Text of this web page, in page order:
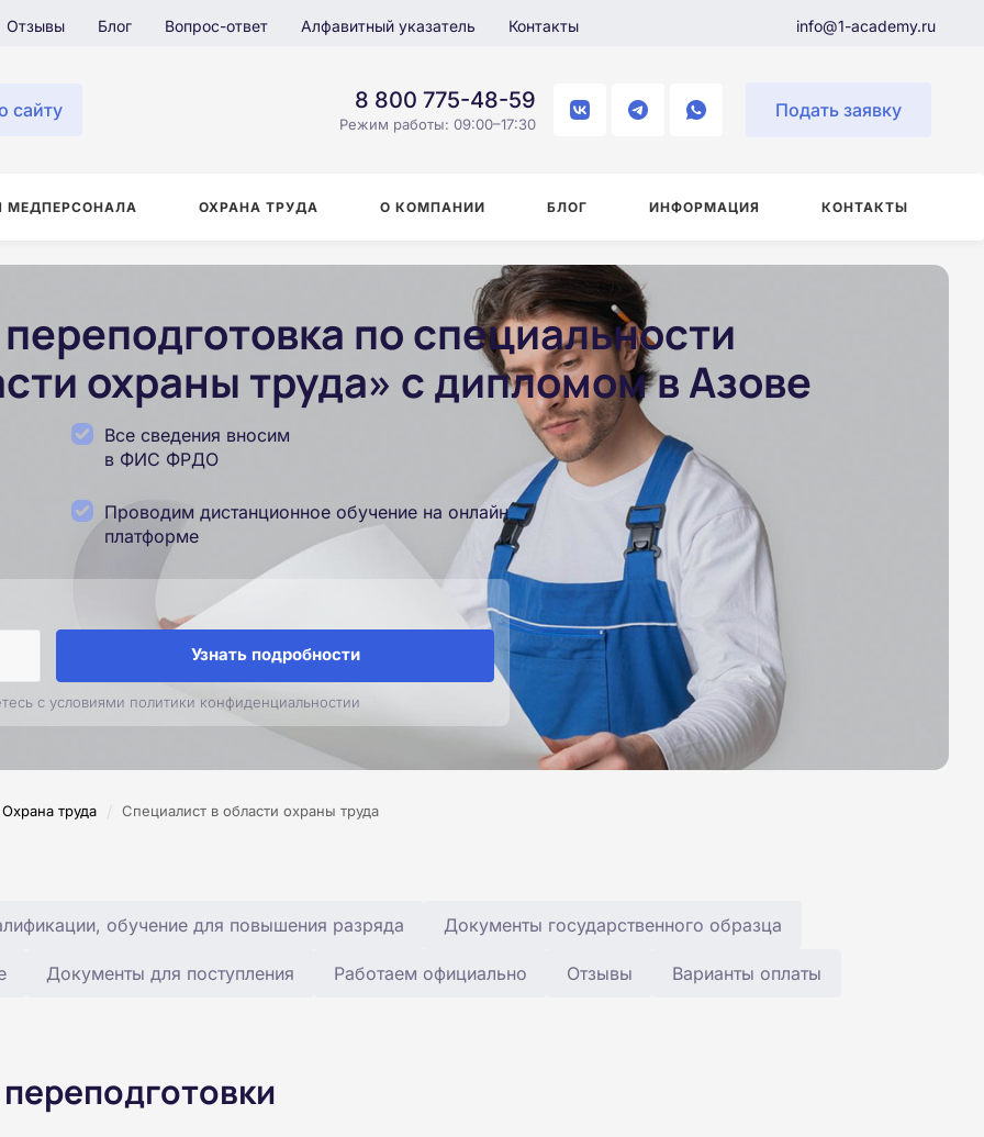
Отзывы Блог Вопрос-ответ Алфавитный указатель Контакты info@1-academy.ru
сайту 8 800 775-48-59
Режим работы: 09:00–17:30
Подать заявку
МЕДПЕРСОНАЛА ОХРАНА ТРУДА О КОМПАНИИ БЛОГ ИНФОРМАЦИЯ КОНТАКТЫ
по специальности
охраны труда» с дипломом в Азове
Все сведения вносим
в ФИС ФРДО
Проводим дистанционное обучение на онлайн
платформе
Узнать подробности
с условиями политики конфиденциальностии
Охрана труда / Специалист в области охраны труда
обучение для повышения разряда Документы государственного образца
Документы для поступления Работаем официально Отзывы Варианты оплаты